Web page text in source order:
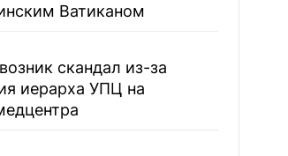
Ватиканом
скандал из-за
иерарха УПЦ на